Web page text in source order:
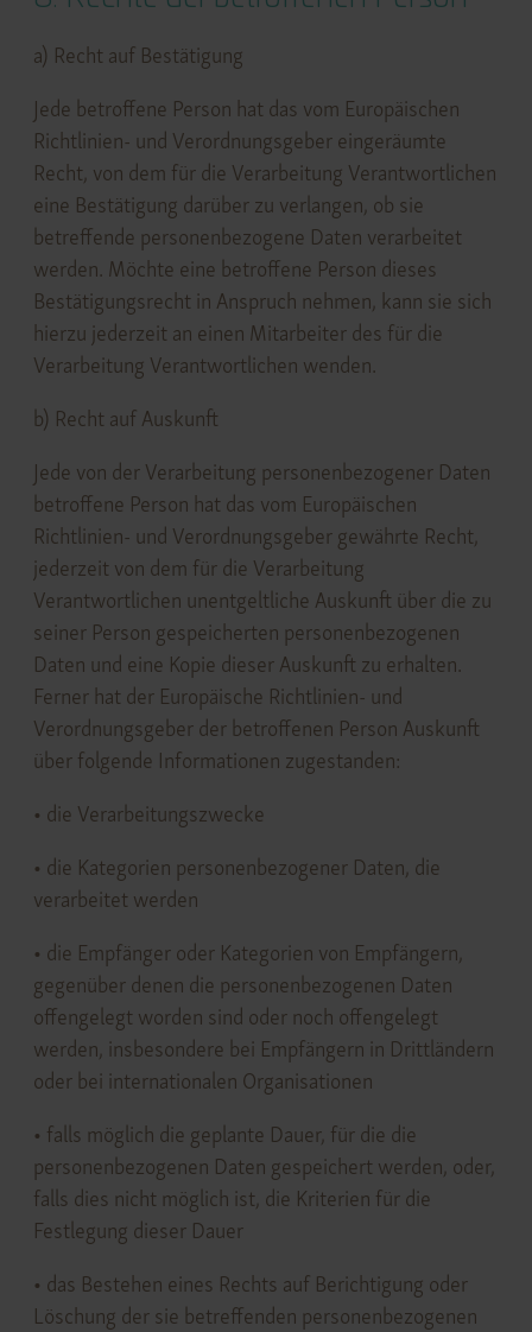
a) Recht auf Bestätigung
Jede betroffene Person hat das vom Europäischen
Richtlinien- und Verordnungsgeber eingeräumte
Recht, von dem für die Verarbeitung Verantwortlichen
eine Bestätigung darüber zu verlangen, ob sie
betreffende personenbezogene Daten verarbeitet
werden. Möchte eine betroffene Person dieses
Bestätigungsrecht in Anspruch nehmen, kann sie sich
hierzu jederzeit an einen Mitarbeiter des für die
Verarbeitung Verantwortlichen wenden.
b) Recht auf Auskunft
Jede von der Verarbeitung personenbezogener Daten
betroffene Person hat das vom Europäischen
Richtlinien- und Verordnungsgeber gewährte Recht,
jederzeit von dem für die Verarbeitung
Verantwortlichen unentgeltliche Auskunft über die zu
seiner Person gespeicherten personenbezogenen
Daten und eine Kopie dieser Auskunft zu erhalten.
Ferner hat der Europäische Richtlinien- und
Verordnungsgeber der betroffenen Person Auskunft
über folgende Informationen zugestanden:
• die Verarbeitungszwecke
• die Kategorien personenbezogener Daten, die
verarbeitet werden
• die Empfänger oder Kategorien von Empfängern,
gegenüber denen die personenbezogenen Daten
offengelegt worden sind oder noch offengelegt
werden, insbesondere bei Empfängern in Drittländern
oder bei internationalen Organisationen
• falls möglich die geplante Dauer, für die die
personenbezogenen Daten gespeichert werden, oder,
falls dies nicht möglich ist, die Kriterien für die
Festlegung dieser Dauer
• das Bestehen eines Rechts auf Berichtigung oder
Löschung der sie betreffenden personenbezogenen